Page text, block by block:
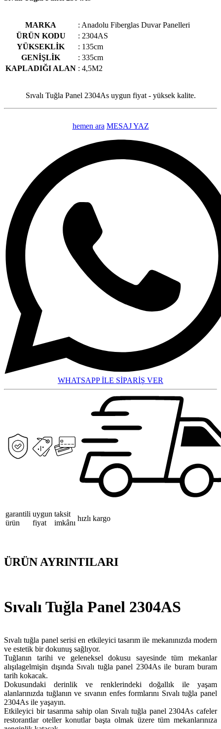
MARKA
: Anadolu Fiberglas Duvar Panelleri
ÜRÜN KODU
: 2304AS
YÜKSEKLİK
: 135cm
GENİŞLİK
: 335cm
KAPLADIĞI ALAN : 4,5M2
Sıvalı Tuğla Panel 2304As uygun fiyat - yüksek kalite.
hemen ara MESAJ YAZ
WHATSAPP İLE SİPARİŞ VER
garantili
ürün
uygun
fiyat
taksit
imkânı
hızlı kargo
ÜRÜN AYRINTILARI
Sıvalı Tuğla Panel 2304AS
Sıvalı tuğla panel serisi en etkileyici tasarım ile mekanınızda modern
ve estetik bir dokunuş sağlıyor.
Tuğlanın tarihi ve geleneksel dokusu sayesinde tüm mekanlar
alışılagelmişin dışında Sıvalı tuğla panel 2304As ile buram buram
tarih kokacak.
Dokusundaki derinlik ve renklerindeki doğallık ile yaşam
alanlarınızda tuğlanın ve sıvanın enfes formlarını Sıvalı tuğla panel
2304As ile yaşayın.
Etkileyici bir tasarıma sahip olan Sıvalı tuğla panel 2304As cafeler
restorantlar oteller konutlar başta olmak üzere tüm mekanlarınıza